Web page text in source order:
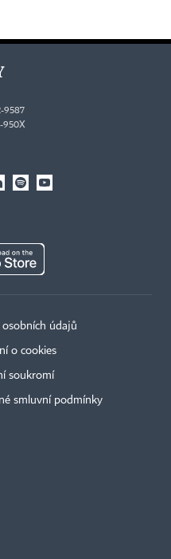
9587
950X
osobních údajů
o cookies
soukromí
smluvní podmínky